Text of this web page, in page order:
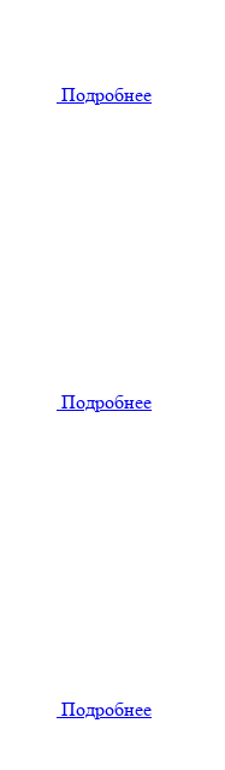
Подробнее
Подробнее
Подробнее